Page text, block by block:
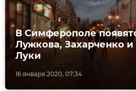
16 января 2020, 07:34
В Симферополе
Лужкова, Захарченко и
Луки